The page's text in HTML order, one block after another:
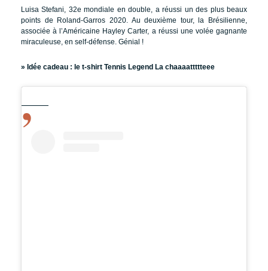
Luisa Stefani, 32e mondiale en double, a réussi un des plus beaux
points de Roland-Garros 2020. Au deuxième tour, la Brésilienne,
associée à l’Américaine Hayley Carter, a réussi une volée gagnante
miraculeuse, en self-défense. Génial !
» Idée cadeau : le t-shirt Tennis Legend La chaaaattttteee